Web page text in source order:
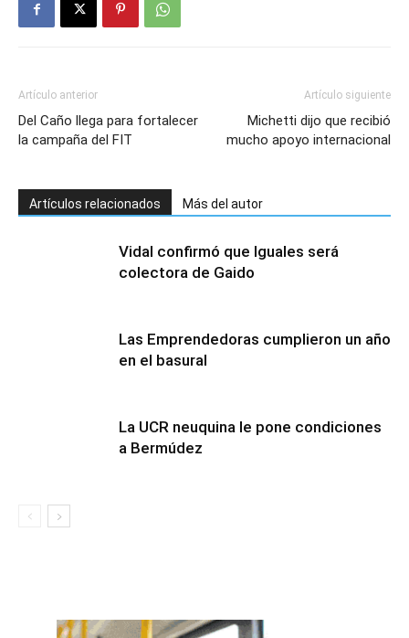
Artículo anterior
Del Caño llega para fortalecer
la campaña del FIT
Artículo siguiente
Michetti dijo que recibió
mucho apoyo internacional
Artículos relacionados Más del autor
Vidal confirmó que Iguales será
colectora de Gaido
Las Emprendedoras cumplieron un año
en el basural
La UCR neuquina le pone condiciones
a Bermúdez